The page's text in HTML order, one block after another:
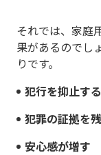
それでは、家庭
果があるのでし
りです。
犯行を抑止す
犯罪の証拠を
安心感が増す